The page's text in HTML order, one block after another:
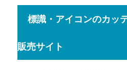
標識・アイコンのカッ
販売サイト